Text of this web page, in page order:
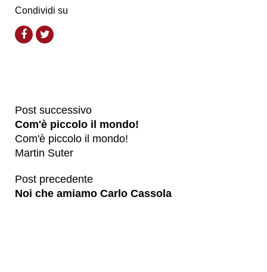
Condividi su
Post successivo
Com'è piccolo il mondo!
Com'è piccolo il mondo!
Martin Suter
Post precedente
Noi che amiamo Carlo Cassola